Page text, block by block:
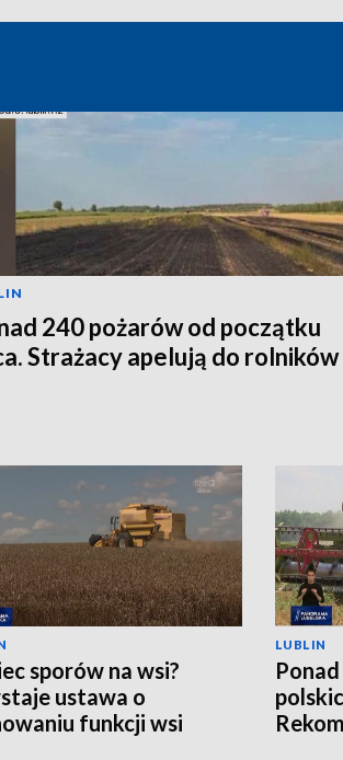
240 pożarów od początku
Strażacy apelują do rolników
sporów na wsi?
ustawa o
funkcji wsi
LUBLIN